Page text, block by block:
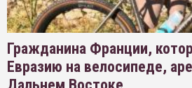
Гражданина Франции,
Евразию на велосипеде,